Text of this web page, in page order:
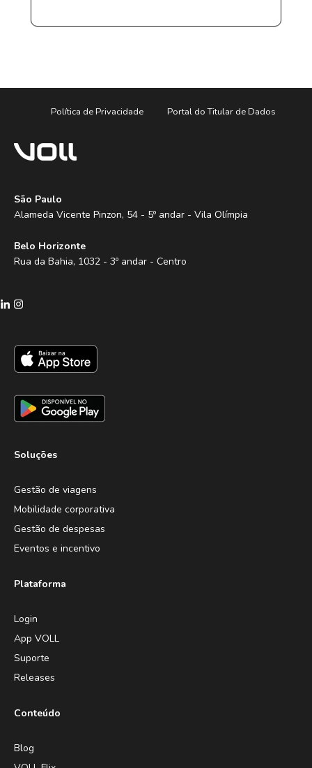
Política de Privacidade Portal do Titular de Dados
São Paulo
Alameda Vicente Pinzon, 54 - 5º andar - Vila Olímpia
Belo Horizonte
Rua da Bahia, 1032 - 3º andar - Centro
Soluções
Gestão de viagens
Mobilidade corporativa
Gestão de despesas
Eventos e incentivo
Plataforma
Login
App VOLL
Suporte
Releases
Conteúdo
Blog